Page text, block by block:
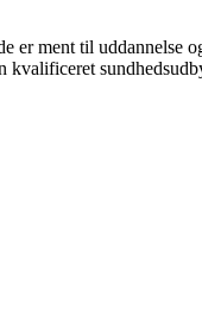
ment til uddannelse